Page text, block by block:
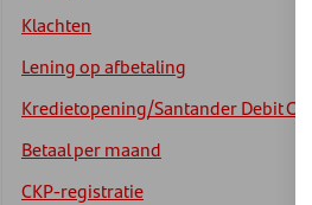
Klachten
Lening op afbetaling
Kredietopening/Santander Debit Card
Betaal per maand
CKP-registratie